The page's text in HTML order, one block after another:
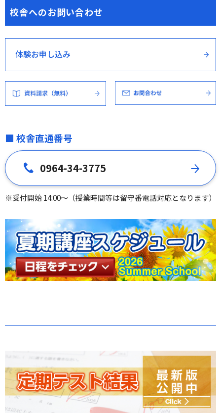
校舎へのお問い合わせ
体験お申し込み
■ 校舎直通番号
0964-34-3775
※受付開始 14:00～（授業時間等は留守番電話対応となります）